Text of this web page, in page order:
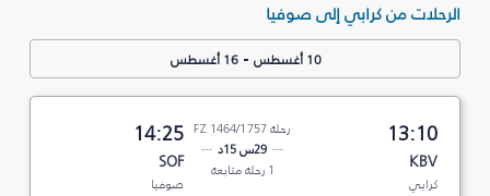
الرحلات من كرابي إلى صوفيا
10 أغسطس -16 أغسطس
13:10
KBV
كرابي
رحلة FZ 1464/1757
29س 15د
1 رحلة متابعة
14:25
SOF
صوفيا